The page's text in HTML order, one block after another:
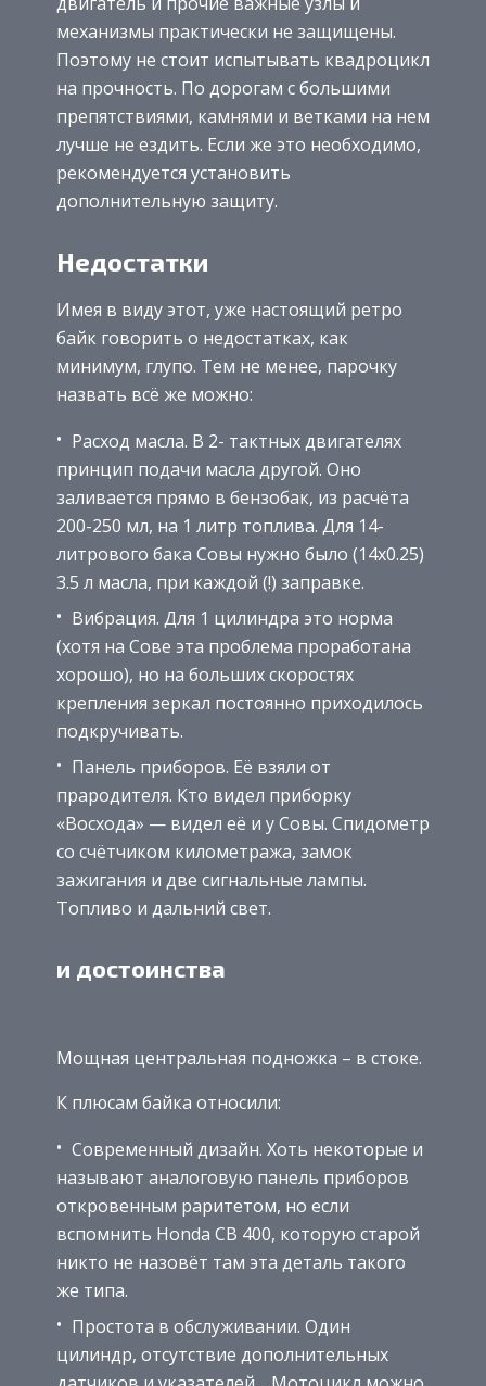
механизмы практически не защищены.
Поэтому не стоит испытывать квадроцикл
на прочность. По дорогам с большими
препятствиями, камнями и ветками на нем
лучше не ездить. Если же это необходимо,
рекомендуется установить
дополнительную защиту.
Недостатки
Имея в виду этот, уже настоящий ретро
байк говорить о недостатках, как
минимум, глупо. Тем не менее, парочку
назвать всё же можно:
Расход масла. В 2- тактных двигателях
принцип подачи масла другой. Оно
заливается прямо в бензобак, из расчёта
200-250 мл, на 1 литр топлива. Для 14-
литрового бака Совы нужно было (14х0.25)
3.5 л масла, при каждой (!) заправке.
Вибрация. Для 1 цилиндра это норма
(хотя на Сове эта проблема проработана
хорошо), но на больших скоростях
крепления зеркал постоянно приходилось
подкручивать.
Панель приборов. Её взяли от
прародителя. Кто видел приборку
«Восхода» — видел её и у Совы. Спидометр
со счётчиком километража, замок
зажигания и две сигнальные лампы.
Топливо и дальний свет.
и достоинства
Мощная центральная подножка – в стоке.
К плюсам байка относили:
Современный дизайн. Хоть некоторые и
называют аналоговую панель приборов
откровенным раритетом, но если
вспомнить Honda СВ 400, которую старой
никто не назовёт там эта деталь такого
же типа.
Простота в обслуживании. Один
цилиндр, отсутствие дополнительных